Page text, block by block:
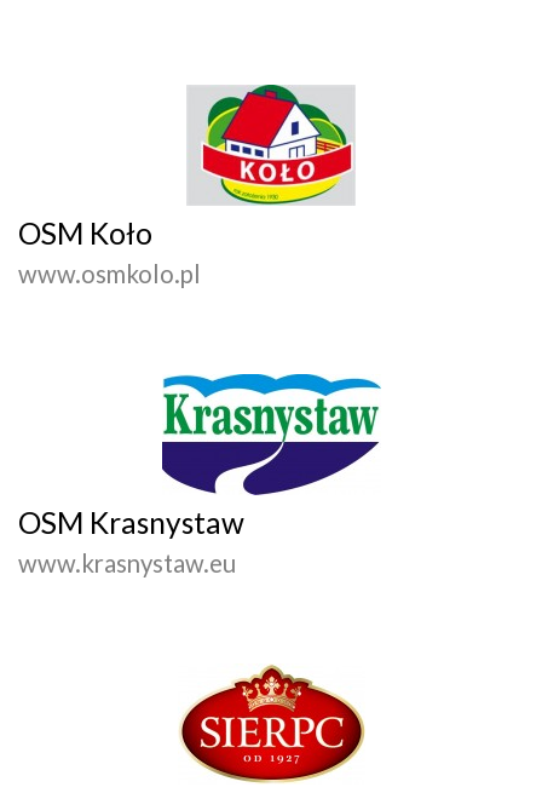
OSM Koło
www.osmkolo.pl
OSM Krasnystaw
www.krasnystaw.eu